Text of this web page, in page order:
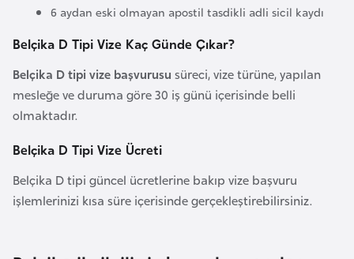
6 aydan eski olmayan apostil tasdikli adli sicil kaydı
Belçika D Tipi Vize Kaç Günde Çıkar?
Belçika D tipi vize başvurusu süreci, vize türüne, yapılan
mesleğe ve duruma göre 30 iş günü içerisinde belli
olmaktadır.
Belçika D Tipi Vize Ücreti
Belçika D tipi güncel ücretlerine bakıp vize başvuru
işlemlerinizi kısa süre içerisinde gerçekleştirebilirsiniz.
o
y
a
E
i
y
p